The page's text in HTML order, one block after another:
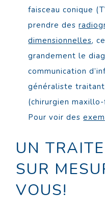
faisceau conique
prendre des
dimensionnelles,
grandement le
communication
généraliste
(chirurgien
Pour voir des
UN
SUR
VOUS!